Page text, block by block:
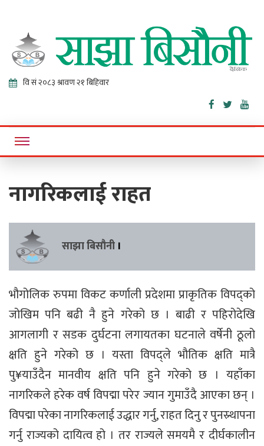
Sajha
Bisaunee
Online News Portal
नागरिकलाई राहत
साझा बिसौनी ।
भौगोलिक रुपमा विकट कर्णाली प्रदेशमा प्राकृतिक विपद्को
जोखिम पनि बढी नै हुने गरेको छ । बाढी र पहिरोदेखि
आगलागी र सडक दुर्घटना लगायतका घटनाले वर्षेनी ठूलो
क्षति हुने गरेको छ । यस्ता विपद्ले भौतिक क्षति मात्रै
पु¥याउँदैन मानवीय क्षति पनि हुने गरेको छ । यहाँका
नागरिकले हरेक वर्ष विपद्मा परेर ज्यान गुमाउँदै आएका छन् ।
विपद्मा परेका नागरिकलाई उद्धार गर्नु, राहत दिनु र पुनस्र्थापना
गर्नु राज्यको दायित्व हो । तर राज्यले समयमै र दीर्घकालीन